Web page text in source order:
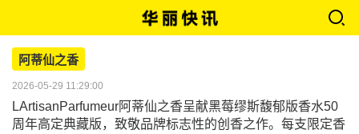
阿蒂仙之香
2026-05-29 11:29:00
LArtisanParfumeur阿蒂仙之香呈献黑莓缪斯馥郁版香水50
周年高定典藏版，致敬品牌标志性的创香之作。每支限定香